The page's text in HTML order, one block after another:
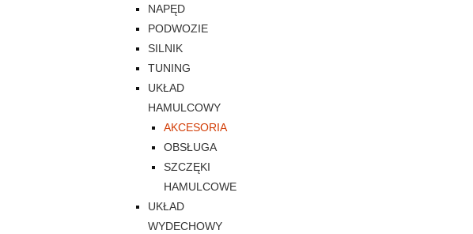
NAPĘD
PODWOZIE
SILNIK
TUNING
UKŁAD
HAMULCOWY
AKCESORIA
OBSŁUGA
SZCZĘKI
HAMULCOWE
UKŁAD
WYDECHOWY